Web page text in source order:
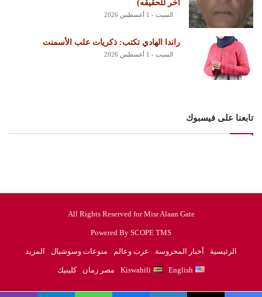
اخر للحقيقه)
السبت - 1 أغسطس 2026
راندا الهادي تكتب: ذكريات علب الأسمنت
السبت - 1 أغسطس 2026
تابعنا على فيسبوك
All Rights Reserved for Misr Alaan Gate
Powered By SCOPE TMS
الرئيسية أخبار المحروسة عرب وعالم منوعات وسوشيال المزيد
English
Kiswahili مصر زمان كلينيك